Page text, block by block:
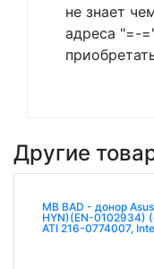
не знает
адреса "=-
Другие
MB BAD - донор
HYN)(EN-0102934)
ATI 216-0774007,